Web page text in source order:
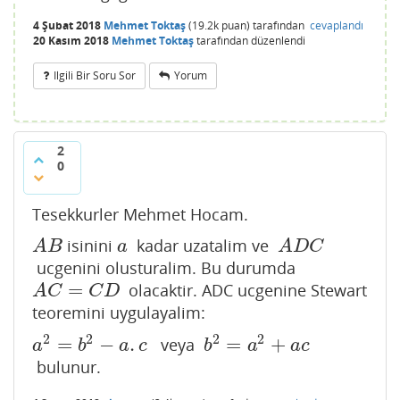
4 Şubat 2018 Mehmet Toktaş(19.2k puan) tarafından cevaplandı
20 Kasım 2018 Mehmet Toktaştarafındandüzenlendi
Ilgili Bir Soru Sor Yorum
2
0
Tesekkurler Mehmet Hocam.
AB
AB isinini a
a kadar uzatalim veADC
ADC
ucgenini olusturalim. Bu durumda
AC = CD
AC=CD
olacaktir. ADC ucgenine Stewart
teoremini uygulayalim:
a2 = b2 − a. c
a2 =b2 −a c veya b2 = a2 + ac
b2 =a 2+a c
bulunur.